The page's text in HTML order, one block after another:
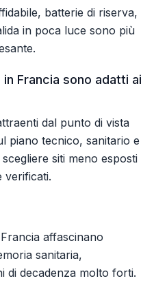
batterie di riserva,
in poca luce sono più
Francia sono adatti ai
dal punto di vista
piano tecnico, sanitario e
siti meno esposti
verificati.
affascinano
sanitaria,
di decadenza molto forti.